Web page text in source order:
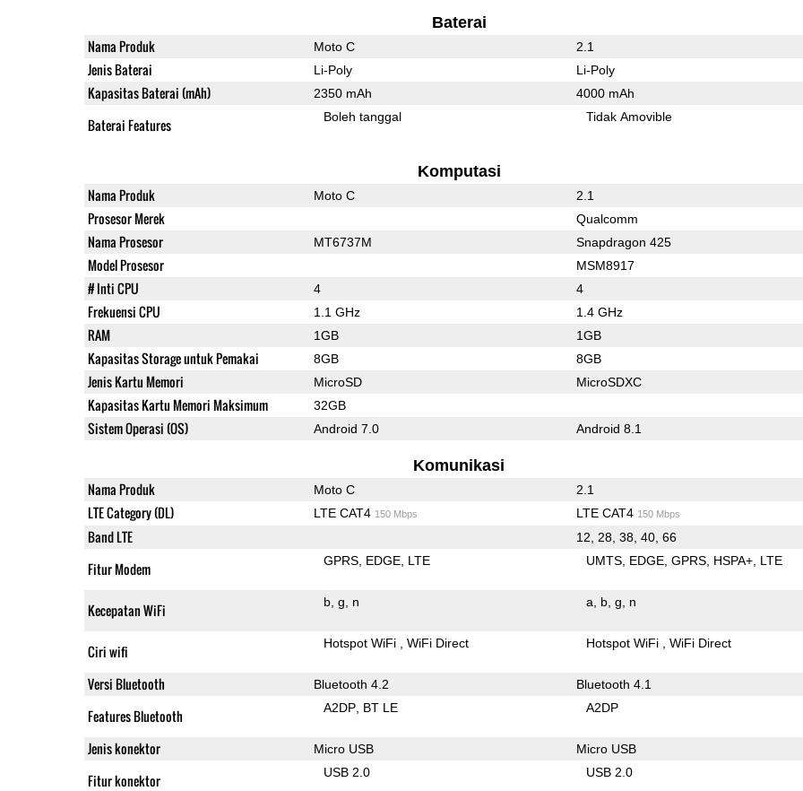
Baterai
Nama Produk Moto C 2.1
Jenis Baterai Li-Poly Li-Poly
Kapasitas Baterai (mAh) 2350 mAh 4000 mAh
Baterai Features Boleh tanggal Tidak Amovible
Komputasi
Nama Produk Moto C 2.1
Prosesor Merek Qualcomm
Nama Prosesor MT6737M Snapdragon 425
Model Prosesor MSM8917
# Inti CPU 4 4
Frekuensi CPU 1.1 GHz 1.4 GHz
RAM 1GB 1GB
Kapasitas Storage untuk Pemakai 8GB 8GB
Jenis Kartu Memori MicroSD MicroSDXC
Kapasitas Kartu Memori Maksimum 32GB
Sistem Operasi (OS) Android 7.0 Android 8.1
Komunikasi
Nama Produk Moto C 2.1
LTE Category (DL) LTE CAT4 150 Mbps LTE CAT4 150 Mbps
Band LTE 12, 28, 38, 40, 66
Fitur Modem GPRS EDGE LTE UMTS EDGE GPRS HSPA+ LTE
Kecepatan WiFi b g n a b g n
Ciri wifi Hotspot WiFi WiFi Direct Hotspot WiFi WiFi Direct
Versi Bluetooth Bluetooth 4.2 Bluetooth 4.1
Features Bluetooth A2DP BT LE A2DP
Jenis konektor Micro USB Micro USB
Fitur konektor USB 2.0 USB 2.0